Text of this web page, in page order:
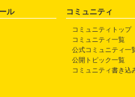
ル コミュニティ
コミュニティトップ
コミュニティ一覧
公式コミュニティ一
公開トピック一覧
コミュニティ書き込